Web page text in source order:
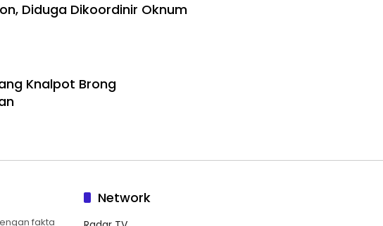
Diduga Dikoordinir Oknum
Knalpot Brong
fakta
Network